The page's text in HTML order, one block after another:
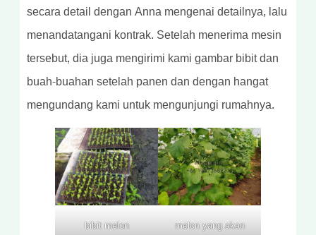
secara detail dengan Anna mengenai detailnya, lalu
menandatangani kontrak. Setelah menerima mesin
tersebut, dia juga mengirimi kami gambar bibit dan
buah-buahan setelah panen dan dengan hangat
mengundang kami untuk mengunjungi rumahnya.
bibit melon
melon yang akan